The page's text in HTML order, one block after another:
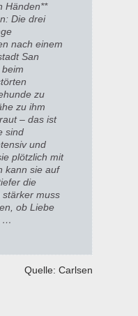
Händen**
Die drei
nach einem
San
zu
zu ihm
– das ist
sind
und
plötzlich mit
kann sie auf
die
muss
ob Liebe
…
Quelle: Carlsen